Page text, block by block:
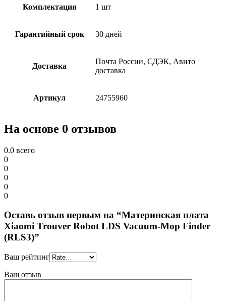
Комплектация 1 шт
Гарантийный срок 30 дней
Доставка
Почта России, СДЭК, Авито
доставка
Артикул 24755960
На основе 0 отзывов
0.0 всего
0
0
0
0
0
Оставь отзыв первым на “Материнская плата
Xiaomi Trouver Robot LDS Vacuum-Mop Finder
(RLS3)”
Ваш рейтинг
Ваш отзыв